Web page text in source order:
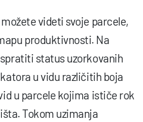
videti svoje parcele,
produktivnosti. Na
status uzorkovanih
u vidu različitih boja
u parcele kojima ističe rok
Tokom uzimanja